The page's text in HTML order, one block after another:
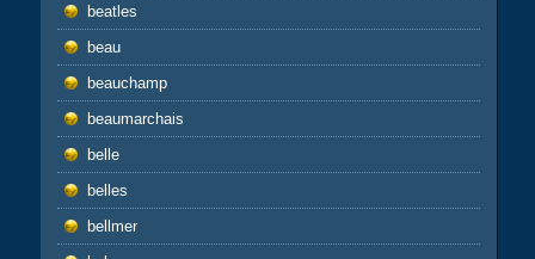
beatles
beau
beauchamp
beaumarchais
belle
belles
bellmer